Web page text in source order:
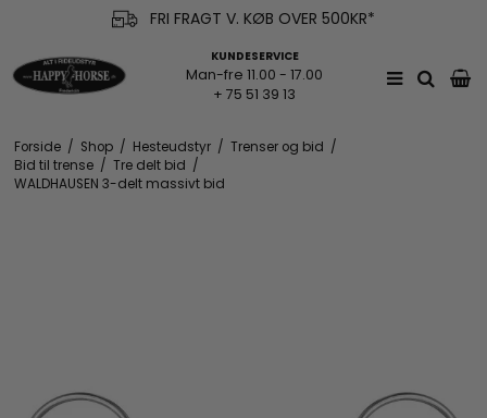
FRI FRAGT V. KØB OVER 500KR*
KUNDESERVICE
Man-fre 11.00 - 17.00
+ 75 51 39 13
Forside / Shop / Hesteudstyr / Trenser og bid /
Bid til trense / Tre delt bid /
WALDHAUSEN 3-delt massivt bid